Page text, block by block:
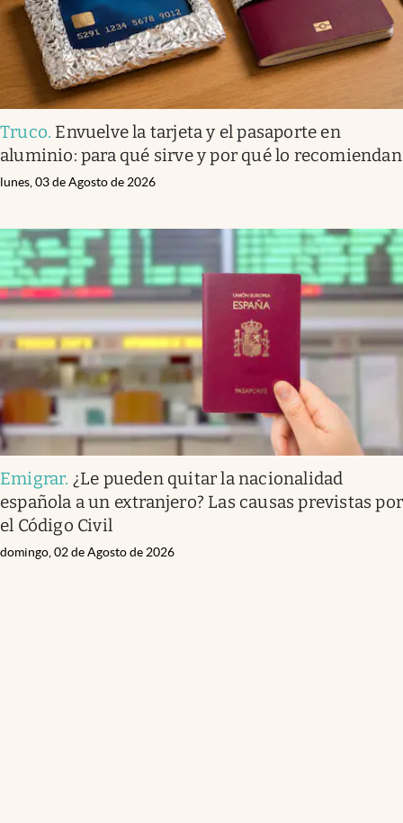
Truco. Envuelve la tarjeta y el pasaporte en
aluminio: para qué sirve y por qué lo recomiendan
lunes, 03 de Agosto de 2026
Emigrar. ¿Le pueden quitar la nacionalidad
española a un extranjero? Las causas previstas por
el Código Civil
domingo, 02 de Agosto de 2026